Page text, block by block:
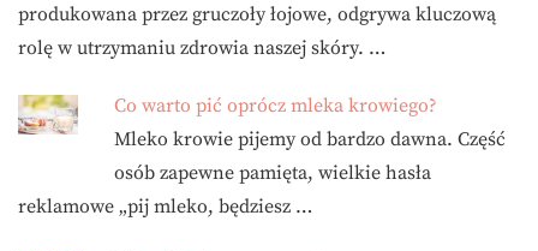
produkowana przez gruczoły łojowe, odgrywa kluczową
rolę w utrzymaniu zdrowia naszej skóry. …
Co warto pić oprócz mleka krowiego?
Mleko krowie pijemy od bardzo dawna. Część
osób zapewne pamięta, wielkie hasła
reklamowe „pij mleko, będziesz …